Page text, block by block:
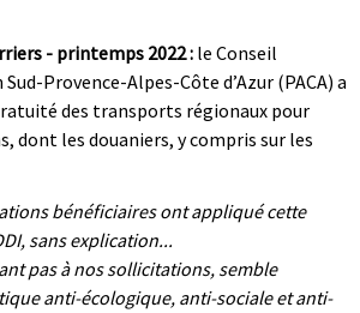
- printemps 2022 : le Conseil
Provence-Alpes-Côte d’Azur (PACA) a
des transports régionaux pour
dont les douaniers, y compris sur les
bénéficiaires ont appliqué cette
sans explication...
pas à nos sollicitations, semble
anti-écologique, anti-sociale et anti-